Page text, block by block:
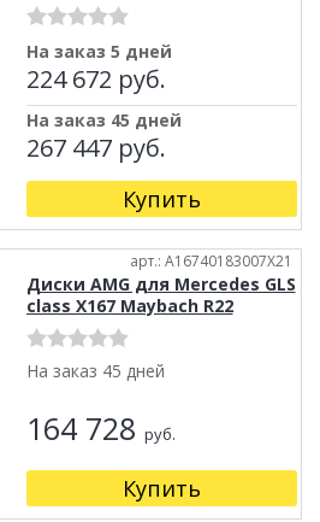
На заказ 5 дней
224 672 руб.
На заказ 45 дней
267 447 руб.
Купить
арт.: A16740183007X21
Диски AMG для Mercedes GLS
class X167 Maybach R22
На заказ 45 дней
164 728 руб.
Купить